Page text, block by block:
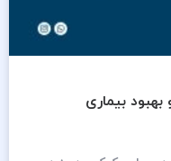
بیماری